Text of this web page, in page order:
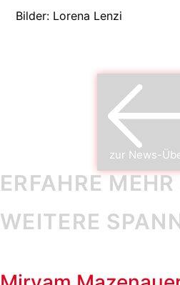
Bilder: Lorena Lenzi
zur News-
ERFAHRE
WEITERE